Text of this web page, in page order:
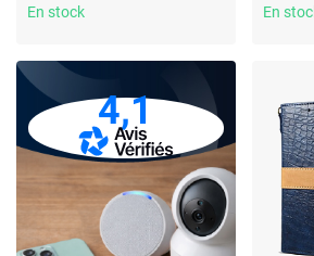
En stock En
4,1